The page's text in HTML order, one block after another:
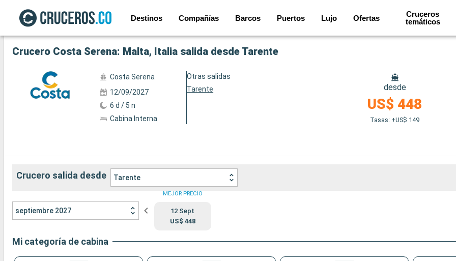
Destinos Compañías Barcos Puertos Lujo Ofertas
Cruceros
temáticos
Ver las 5 fotos siguientes
Crucero Costa Serena: Malta, Italia salida desde Tarente
Costa Serena
12/09/2027
6 d / 5 n
Cabina Interna
Otras salidas
Tarente
desde
US$ 448
Tasas: +US$ 149
Crucero salida desde Tarente
septiembre 2027
MEJOR PRECIO
12 Sept
US$ 448
Mi categoría de cabina